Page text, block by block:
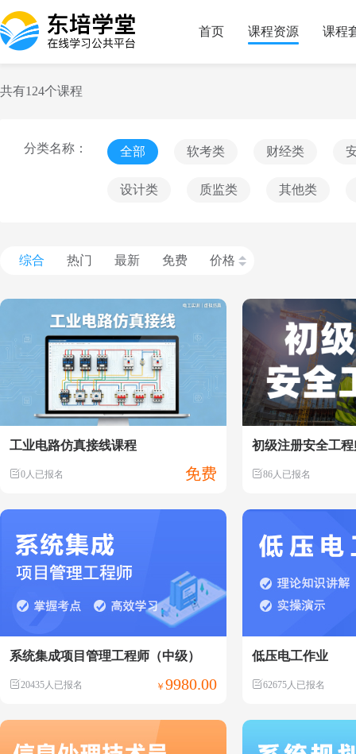
首页 课程资源 课程
共有124个课程
分类名称： 全部 软考类 财经类
设计类 质监类 其他类
综合 热门 最新 免费 价格
工业电路仿真接线课程
0人已报名 免费
初级注册安全工
86人已报名
系统集成项目管理工程师（中级）
20435人已报名 ￥ 9980.00
低压电工作业
62675人已报名